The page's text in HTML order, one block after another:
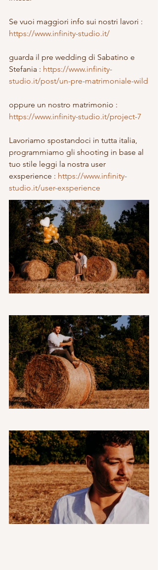
Se vuoi maggiori info sui nostri lavori :
https://www.infinity-studio.it/
guarda il pre wedding di Sabatino e
Stefania : https://www.infinity-
studio.it/post/un-pre-matrimoniale-wild
oppure un nostro matrimonio :
https://www.infinity-studio.it/project-7
Lavoriamo spostandoci in tutta italia,
programmiamo gli shooting in base al
tuo stile leggi la nostra user
exsperience : https://www.infinity-
studio.it/user-exsperience